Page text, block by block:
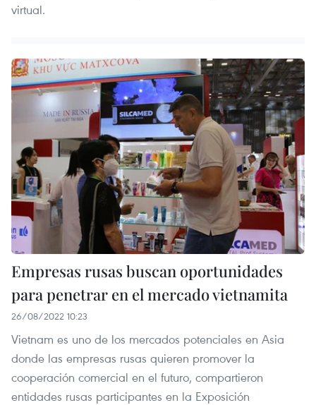
virtual.
Empresas rusas buscan oportunidades
para penetrar en el mercado vietnamita
26/08/2022 10:23
Vietnam es uno de los mercados potenciales en Asia
donde las empresas rusas quieren promover la
cooperación comercial en el futuro, compartieron
entidades rusas participantes en la Exposición